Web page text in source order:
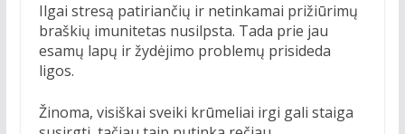
Ilgai stresą patiriančių ir netinkamai prižiūrimų
braškių imunitetas nusilpsta. Tada prie jau
esamų lapų ir žydėjimo problemų prisideda
ligos.
Žinoma, visiškai sveiki krūmeliai irgi gali staiga